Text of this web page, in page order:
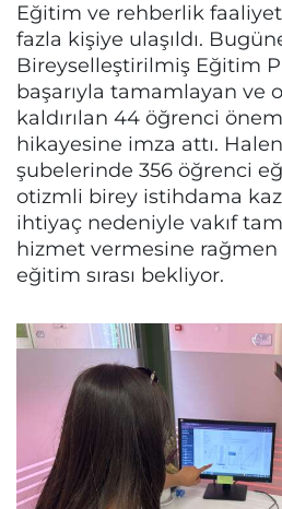
Eğitim ve rehberlik
fazla kişiye ulaşıldı.
Bireyselleştirilmiş Eğitim
başarıyla tamamlayan ve
kaldırılan 44 öğrenci
hikayesine imza attı.
şubelerinde 356 öğrenci
otizmli birey istihdama
ihtiyaç nedeniyle vakıf
hizmet vermesine rağmen
eğitim sırası bekliyor.